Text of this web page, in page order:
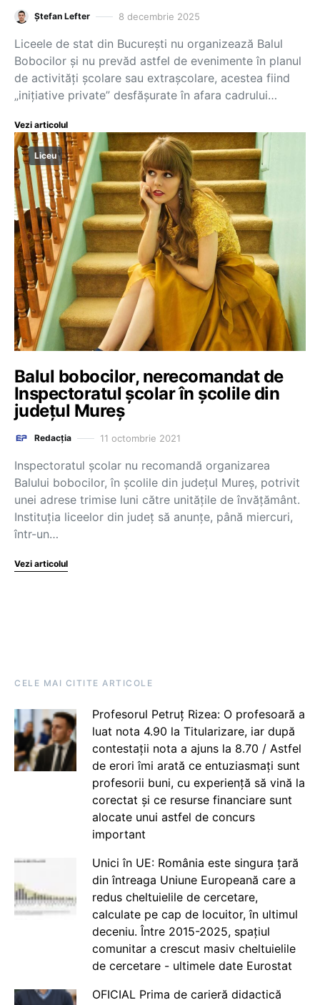
Ștefan Lefter 8 decembrie 2025
Liceele de stat din București nu organizează Balul
Bobocilor și nu prevăd astfel de evenimente în planul
de activități școlare sau extrașcolare, acestea fiind
„inițiative private” desfășurate în afara cadrului…
Vezi articolul
Liceu
Balul bobocilor, nerecomandat de
Inspectoratul școlar în școlile din
județul Mureș
Redacția 11 octombrie 2021
Inspectoratul școlar nu recomandă organizarea
Balului bobocilor, în școlile din județul Mureș, potrivit
unei adrese trimise luni către unitățile de învățământ.
Instituția liceelor din județ să anunțe, până miercuri,
într-un…
Vezi articolul
CELE MAI CITITE ARTICOLE
Profesorul Petruț Rizea: O profesoară a
luat nota 4.90 la Titularizare, iar după
contestații nota a ajuns la 8.70 / Astfel
de erori îmi arată ce entuziasmați sunt
profesorii buni, cu experiență să vină la
corectat și ce resurse financiare sunt
alocate unui astfel de concurs
important
Unici în UE: România este singura țară
din întreaga Uniune Europeană care a
redus cheltuielile de cercetare,
calculate pe cap de locuitor, în ultimul
deceniu. Între 2015-2025, spațiul
comunitar a crescut masiv cheltuielile
de cercetare - ultimele date Eurostat
OFICIAL Prima de carieră didactică